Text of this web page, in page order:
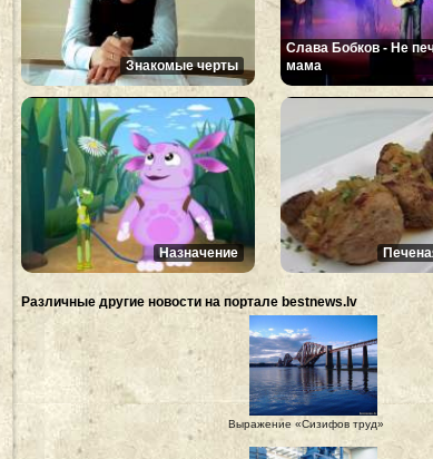
Знакомые черты
Слава Бобков - Не
мама
Назначение
Различные другие новости на портале bestnews.lv
Выражение «Сизифов труд»